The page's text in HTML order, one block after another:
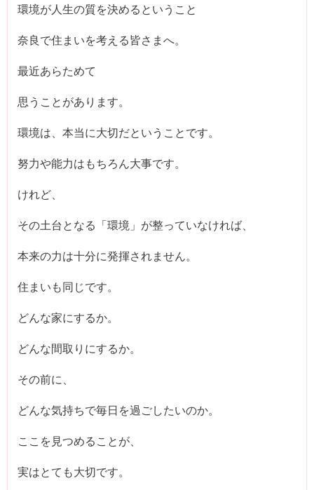
環境が人生の質を決めるということ
奈良で住まいを考える皆さまへ。
最近あらためて
思うことがあります。
環境は、本当に大切だということです。
努力や能力はもちろん大事です。
けれど、
その土台となる「環境」が整っていなければ、
本来の力は十分に発揮されません。
住まいも同じです。
どんな家にするか。
どんな間取りにするか。
その前に、
どんな気持ちで毎日を過ごしたいのか。
ここを見つめることが、
実はとても大切です。